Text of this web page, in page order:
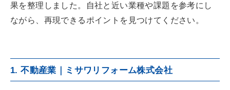
果を整理しました。自社と近い業種や課題を参考にし
ながら、再現できるポイントを見つけてください。
1. 不動産業｜ミサワリフォーム株式会社